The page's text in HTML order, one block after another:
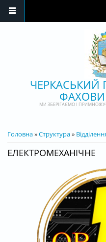
ЧЕРКАСЬКИЙ
МИ ЗБЕРІГАЄМО І
ВИ Є ТУТ
Головна»Структура»
ЕЛЕКТРОМЕХАНІЧНЕ